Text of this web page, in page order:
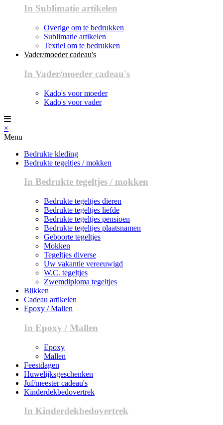
In Sublimatie artikelen
Overige om te bedrukken
Sublimatie artikelen
Textiel om te bedrukken
Vader/moeder cadeau's
In Vader/moeder cadeau's
Kado's voor moeder
Kado's voor vader
×
Menu
Bedrukte kleding
Bedrukte tegeltjes / mokken
In Bedrukte tegeltjes / mokken
Bedrukte tegeltjes dieren
Bedrukte tegeltjes liefde
Bedrukte tegeltjes pensioen
Bedrukte tegeltjes plaatsnamen
Geboorte tegeltjes
Mokken
Tegeltjes diverse
Uw vakantie vereeuwigd
W.C. tegeltjes
Zwemdiploma tegeltjes
Blikken
Cadeau artikelen
Epoxy / Mallen
In Epoxy / Mallen
Epoxy
Mallen
Feestdagen
Huwelijksgeschenken
Juf/meester cadeau's
Kinderdekbedovertrek
In Kinderdekbedovertrek